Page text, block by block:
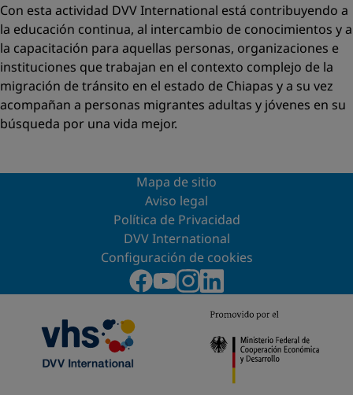
Con esta actividad DVV International está contribuyendo a
la educación continua, al intercambio de conocimientos y a
la capacitación para aquellas personas, organizaciones e
instituciones que trabajan en el contexto complejo de la
migración de tránsito en el estado de Chiapas y a su vez
acompañan a personas migrantes adultas y jóvenes en su
búsqueda por una vida mejor.
Mapa de sitio
Aviso legal
Política de Privacidad
DVV International
Configuración de cookies